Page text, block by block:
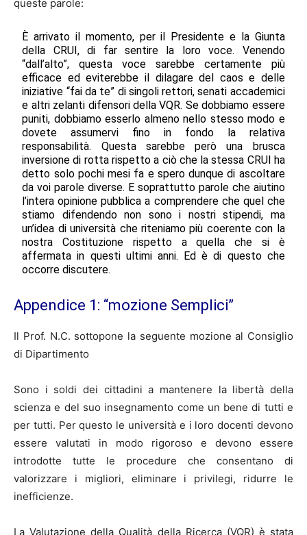
queste parole:
È arrivato il momento, per il Presidente e la Giunta
della CRUI, di far sentire la loro voce. Venendo
“dall’alto”, questa voce sarebbe certamente più
efficace ed eviterebbe il dilagare del caos e delle
iniziative “fai da te” di singoli rettori, senati accademici
e altri zelanti difensori della VQR. Se dobbiamo essere
puniti, dobbiamo esserlo almeno nello stesso modo e
dovete assumervi fino in fondo la relativa
responsabilità. Questa sarebbe però una brusca
inversione di rotta rispetto a ciò che la stessa CRUI ha
detto solo pochi mesi fa e spero dunque di ascoltare
da voi parole diverse. E soprattutto parole che aiutino
l’intera opinione pubblica a comprendere che quel che
stiamo difendendo non sono i nostri stipendi, ma
un’idea di università che riteniamo più coerente con la
nostra Costituzione rispetto a quella che si è
affermata in questi ultimi anni. Ed è di questo che
occorre discutere.
Appendice 1: “mozione Semplici”
Il Prof. N.C. sottopone la seguente mozione al Consiglio
di Dipartimento
Sono i soldi dei cittadini a mantenere la libertà della
scienza e del suo insegnamento come un bene di tutti e
per tutti. Per questo le università e i loro docenti devono
essere valutati in modo rigoroso e devono essere
introdotte tutte le procedure che consentano di
valorizzare i migliori, eliminare i privilegi, ridurre le
inefficienze.
La Valutazione della Qualità della Ricerca (VQR) è stata